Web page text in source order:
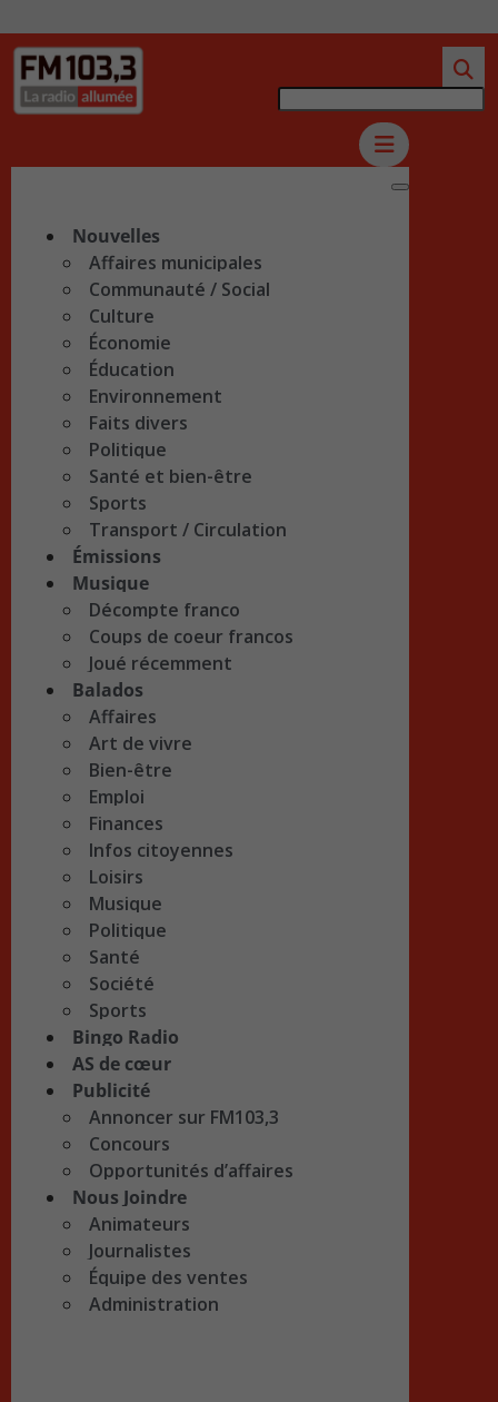
Nouvelles
Affaires municipales
Communauté / Social
Culture
Économie
Éducation
Environnement
Faits divers
Politique
Santé et bien-être
Sports
Transport / Circulation
Émissions
Musique
Décompte franco
Coups de coeur francos
Joué récemment
Balados
Affaires
Art de vivre
Bien-être
Emploi
Finances
Infos citoyennes
Loisirs
Musique
Politique
Santé
Société
Sports
Bingo Radio
AS de cœur
Publicité
Annoncer sur FM103,3
Concours
Opportunités d’affaires
Nous Joindre
Animateurs
Journalistes
Équipe des ventes
Administration